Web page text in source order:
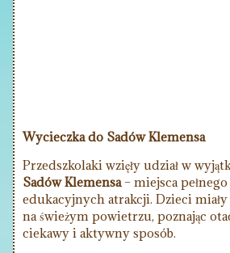
Wycieczka do Sadów Klemensa
Przedszkolaki wzięły udział w
Sadów Klemensa– miejsca
edukacyjnych atrakcji. Dzieci miały
na świeżym powietrzu, poznając
ciekawy i aktywny sposób.